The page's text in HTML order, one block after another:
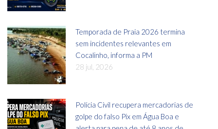
Temporada de Praia 2026 termina
sem incidentes relevantes em
Cocalinho, informa a PM
28 jul, 2026
Polícia Civil recupera mercadorias de
golpe do falso Pix em Água Boa e